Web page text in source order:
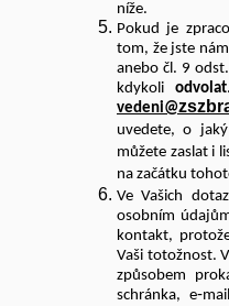
níže.
Pokud je
tom, že jste
anebo čl. 9
kdykoli odvolat
vedeni@
uvedete, o
můžete zaslat i
na začátku
Ve Vašich
osobním
kontakt,
Vaši totožnost.
způsobem
schránka,